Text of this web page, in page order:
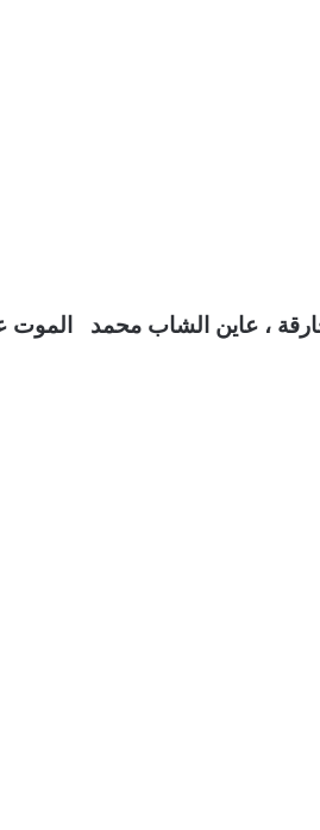
، عاين الشاب محمد الموت